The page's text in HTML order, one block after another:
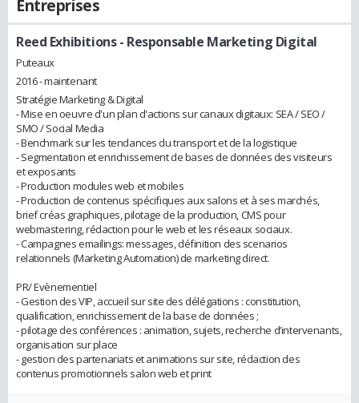
Entreprises
Reed Exhibitions- Responsable Marketing Digital
Puteaux
2016 - maintenant
Stratégie Marketing & Digital
- Mise en oeuvre d'un plan d'actions sur canaux digitaux: SEA / SEO /
SMO / Social Media
- Benchmark sur les tendances du transport et de la logistique
- Segmentation et enrichissement de bases de données des visiteurs
et exposants
- Production modules web et mobiles
- Production de contenus spécifiques aux salons et à ses marchés,
brief créas graphiques, pilotage de la production, CMS pour
webmastering, rédaction pour le web et les réseaux sociaux.
- Campagnes emailings: messages, définition des scenarios
relationnels (Marketing Automation) de marketing direct.
PR/ Evènementiel
- Gestion des VIP, accueil sur site des délégations : constitution,
qualification, enrichissement de la base de données ;
- pilotage des conférences : animation, sujets, recherche d’intervenants,
organisation sur place
- gestion des partenariats et animations sur site, rédaction des
contenus promotionnels salon web et print